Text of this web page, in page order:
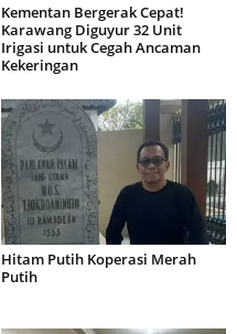
Kementan Bergerak Cepat!
Karawang Diguyur 32 Unit
Irigasi untuk Cegah Ancaman
Kekeringan
Hitam Putih Koperasi Merah
Putih